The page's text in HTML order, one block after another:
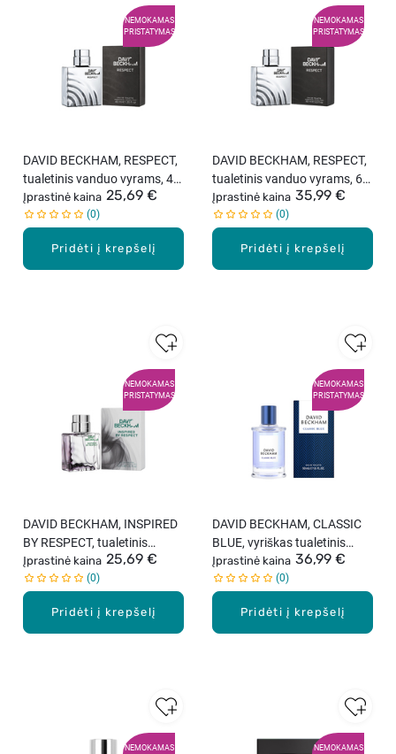
NEMOKAMAS
PRISTATYMAS
Pridėti į krepšelį
DAVID BECKHAM, RESPECT,
tualetinis vanduo vyrams, 40
ml
Įprastinė kaina 25,69 €
0
NEMOKAMAS
PRISTATYMAS
Pridėti į krepšelį
DAVID BECKHAM, RESPECT,
tualetinis vanduo vyrams, 60
ml
Įprastinė kaina 35,99 €
0
NEMOKAMAS
PRISTATYMAS
Pridėti į krepšelį
DAVID BECKHAM, INSPIRED
BY RESPECT, tualetinis
vanduo vyrams, 40 ml
Įprastinė kaina 25,69 €
0
NEMOKAMAS
PRISTATYMAS
Pridėti į krepšelį
DAVID BECKHAM, CLASSIC
BLUE, vyriškas tualetinis
vanduo, 50 ml
Įprastinė kaina 36,99 €
0
NEMOKAMAS NEMOKAMAS